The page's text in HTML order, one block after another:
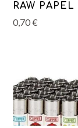
RAW PAPEL
0,70€